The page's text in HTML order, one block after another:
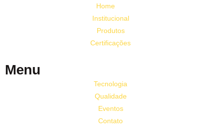
Home
Institucional
Produtos
Certificações
Menu
Tecnologia
Qualidade
Eventos
Contato